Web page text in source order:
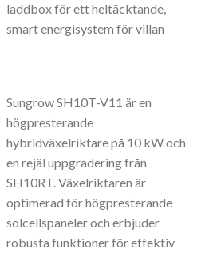
laddbox för ett heltäcktande,
smart energisystem för villan
Sungrow SH10T-V11 är en
högpresterande
hybridväxelriktare på 10 kW och
en rejäl uppgradering från
SH10RT. Växelriktaren är
optimerad för högpresterande
solcellspaneler och erbjuder
robusta funktioner för effektiv